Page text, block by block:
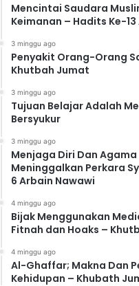
Mencintai Saudara
Keimanan – Hadits Ke-
3 minggu ago
Penyakit Orang-Orang
Khutbah Jumat
3 minggu ago
Tujuan Belajar Adalah
Bersyukur
3 minggu ago
Menjaga Diri Dan
Meninggalkan Perkara
6 Arbain Nawawi
4 minggu ago
Bijak Menggunakan
Fitnah dan Hoaks –
4 minggu ago
Al-Ghaffar; Makna Dan
Kehidupan – Khubath